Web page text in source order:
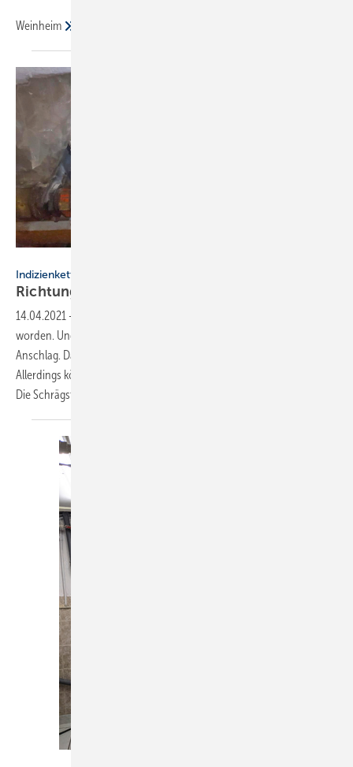
Weinheim
Indizienkette lesen
Richtungswechsel
14.04.2021 -
worden. Und wie Sie ablesen können, ist dieser fast schon wieder am
Anschlag. Da verbraucht aber jemand sehr viel von dem kühlen Nass.
Allerdings könnte man, rechts beginnend, eine Indizienkette lesen.
Die Schrägstellung des Ventils macht klar,